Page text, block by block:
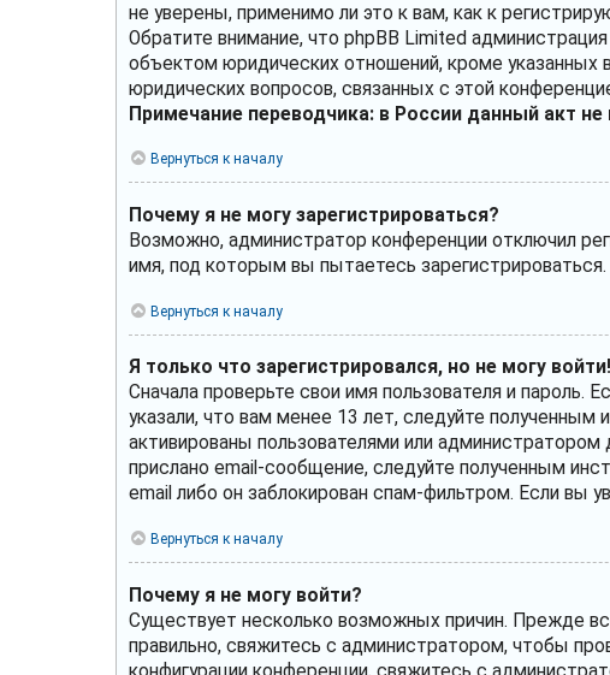
не уверены, применимо ли это к вам, как к
Обратите внимание, что phpBB Limited
объектом юридических отношений, кроме указанных
юридических вопросов, связанных с этой
Примечание переводчика: в России данный акт
Вернуться к началу
Почему я не могу зарегистрироваться?
Возможно, администратор конференции отключил
имя, под которым вы пытаетесь
Вернуться к началу
Я только что зарегистрировался, но не могу войти!
Сначала проверьте свои имя пользователя и пароль.
указали, что вам менее 13 лет, следуйте
активированы пользователями или
прислано email-сообщение, следуйте полученным
email либо он заблокирован спам-фильтром. Если вы
Вернуться к началу
Почему я не могу войти?
Существует несколько возможных причин. Прежде
правильно, свяжитесь с администратором, чтобы